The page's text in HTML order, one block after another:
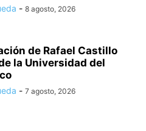
- 8 agosto, 2026
de Rafael Castillo
la Universidad del
- 7 agosto, 2026